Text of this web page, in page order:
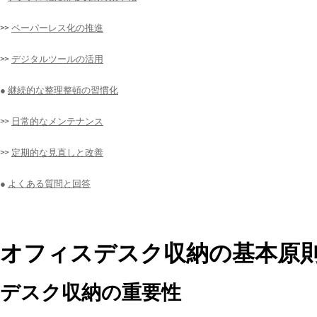
>>ペーパーレス化の推進
>>デジタルツールの活用
● 継続的な整理整頓の習慣化
>> 日常的なメンテナンス
>> 定期的な見直しと改善
● よくある質問と回答
オフィスデスク収納の基本原
デスク収納の重要性